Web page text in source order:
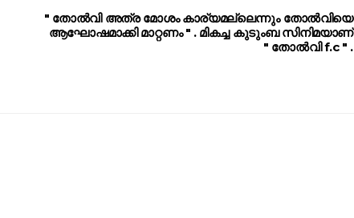
" തോൽവി അത്ര മോശം കാര്യമല്ലെന്നും തോൽവിയെ
ആഘോഷമാക്കി മാറ്റണം " . മികച്ച കുടുംബ സിനിമയാണ്
" തോൽവി f.c " .